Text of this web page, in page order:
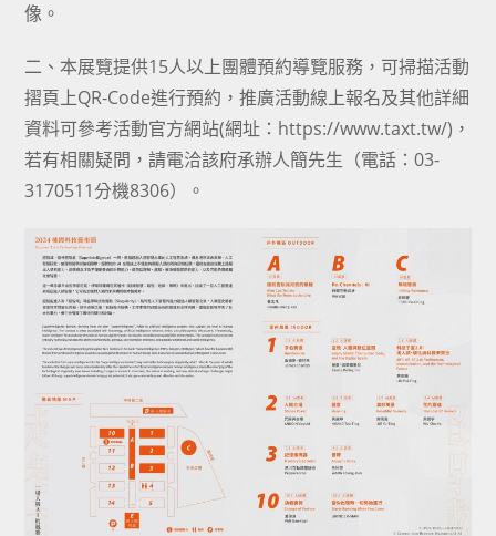
像。
二、本展覽提供15人以上團體預約導覽服務，可掃描活動
摺頁上QR-Code進行預約，推廣活動線上報名及其他詳細
資料可參考活動官方網站(網址：https://www.taxt.tw/)，
若有相關疑問，請電洽該府承辦人簡先生（電話：03-
3170511分機8306）。